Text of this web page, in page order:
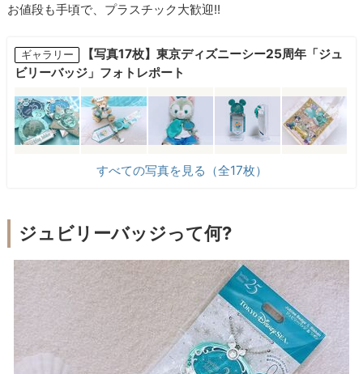
お値段も手頃で、プラスチック大歓迎!!
ギャラリー
【写真17枚】東京ディズニーシー25周年「ジュ
ビリーバッジ」フォトレポート
すべての写真を見る（全17枚）
ジュビリーバッジって何?